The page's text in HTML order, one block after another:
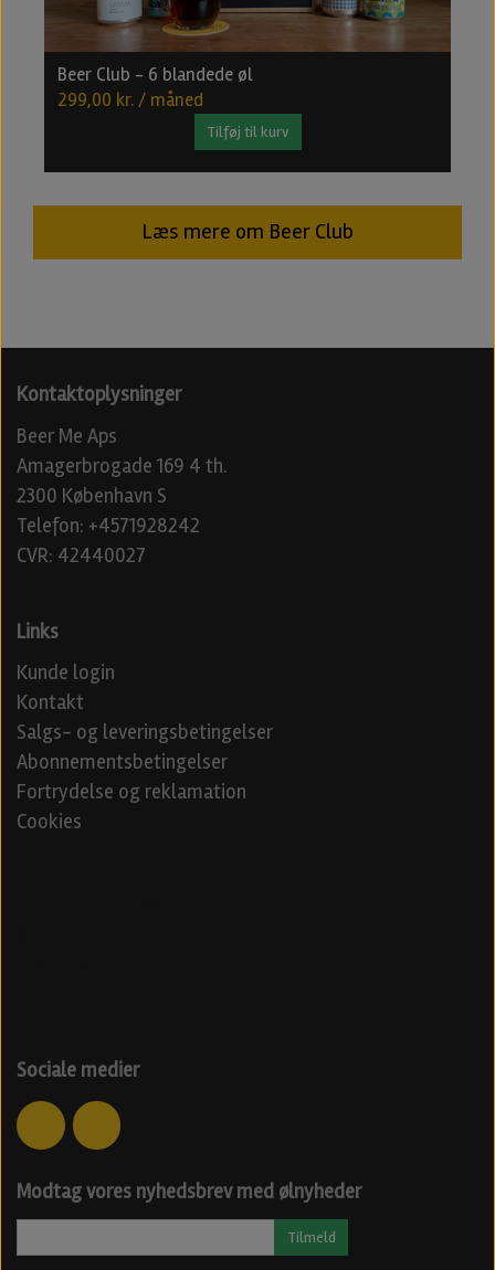
Beer Club - 6 blandede øl
299,00 kr. / måned
Tilføj til kurv
Læs mere om Beer Club
Kontaktoplysninger
Beer Me Aps
Amagerbrogade 169 4 th.
2300 København S
Telefon: +4571928242
CVR: 42440027
Links
Kunde login
Kontakt
Salgs- og leveringsbetingelser
Abonnementsbetingelser
Fortrydelse og reklamation
Cookies
Sociale medier
Modtag vores nyhedsbrev med ølnyheder
Tilmeld